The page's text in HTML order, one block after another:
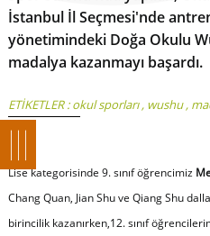
İstanbul İl Seçmesi'nde
yönetimindeki Doğa Okulu
madalya kazanmayı başardı.
ETİKETLER :okul sporları, wushu,
Lise kategorisinde 9. sınıf öğrencimiz
Chang Quan, Jian Shu ve Qiang Shu
birincilik kazanırken,12. sınıf